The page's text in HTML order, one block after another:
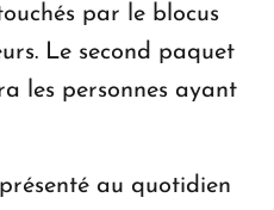
par le blocus
Le second paquet
les personnes ayant
au quotidien